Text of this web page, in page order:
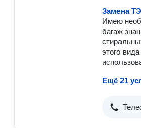
Замена
Имею
багаж
этого
Ещё 21